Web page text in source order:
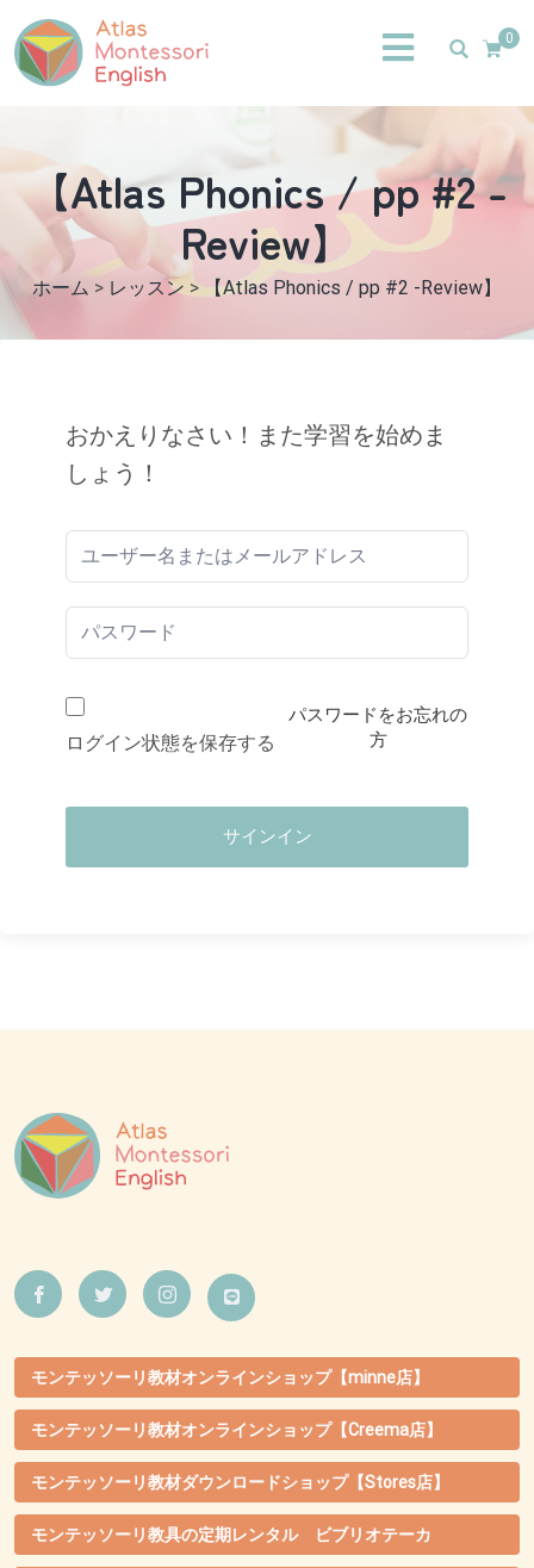
0
【Atlas Phonics / pp #2 -
Review】
ホーム > レッスン > 【Atlas Phonics / pp #2 -Review】
おかえりなさい！また学習を始めま
しょう！
ログイン状態を保存する
パスワードをお忘れの
方
サインイン
モンテッソーリ教材オンラインショップ【minne店】
モンテッソーリ教材オンラインショップ【Creema店】
モンテッソーリ教材ダウンロードショップ【Stores店】
モンテッソーリ教具の定期レンタル ビブリオテーカ